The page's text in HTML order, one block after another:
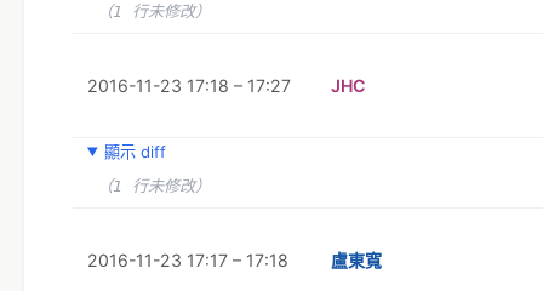
（1 行未修改）
2016-11-23 17:18 – 17:27 JHC
顯示 diff
（1 行未修改）
2016-11-23 17:17 – 17:18 盧東寬